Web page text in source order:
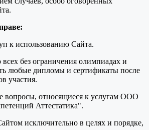
к использованию Сайта.
всех без ограничения олимпиадах и
любые дипломы и сертификаты после
участия.
вопросы, относящиеся к услугам ООО
Аттестатика".
исключительно в целях и порядке,